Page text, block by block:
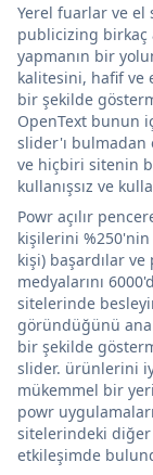
Yerel fuarlar ve
publicizing birkaç
yapmanın bir
kalitesini, hafif ve
bir şekilde
OpenText bunun
slider'ı
ve hiçbiri sitenin
kullanışsız ve
Powr açılır
kişilerini
kişi) başardılar
medyalarını
sitelerinde
göründüğünü ana
bir şekilde
slider. ürünlerini
mükemmel bir
powr
sitelerindeki
etkileşimde